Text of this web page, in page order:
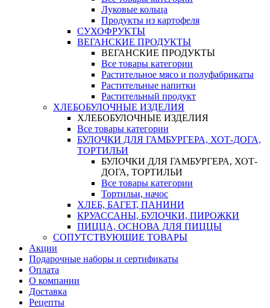
Луковые кольца
Продукты из картофеля
СУХОФРУКТЫ
ВЕГАНСКИЕ ПРОДУКТЫ
ВЕГАНСКИЕ ПРОДУКТЫ
Все товары категории
Растительное мясо и полуфабрикаты
Растительные напитки
Растительный продукт
ХЛЕБОБУЛОЧНЫЕ ИЗДЕЛИЯ
ХЛЕБОБУЛОЧНЫЕ ИЗДЕЛИЯ
Все товары категории
БУЛОЧКИ ДЛЯ ГАМБУРГЕРА, ХОТ-ДОГА,
ТОРТИЛЬИ
БУЛОЧКИ ДЛЯ ГАМБУРГЕРА, ХОТ-
ДОГА, ТОРТИЛЬИ
Все товары категории
Тортильи, начос
ХЛЕБ, БАГЕТ, ПАНИНИ
КРУАССАНЫ, БУЛОЧКИ, ПИРОЖКИ
ПИЦЦА, ОСНОВА ДЛЯ ПИЦЦЫ
СОПУТСТВУЮЩИЕ ТОВАРЫ
Акции
Подарочные наборы и сертификаты
Оплата
О компании
Доставка
Рецепты